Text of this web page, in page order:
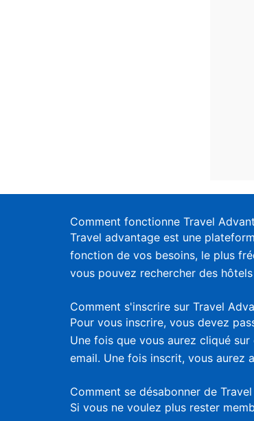
Comment fonctionne Travel
Travel advantage est une
fonction de vos besoins, le plus
vous pouvez rechercher des
Comment s'inscrire sur Travel
Pour vous inscrire, vous devez
Une fois que vous aurez cliqué
email. Une fois inscrit, vous aurez
Comment se désabonner de
Si vous ne voulez plus rester